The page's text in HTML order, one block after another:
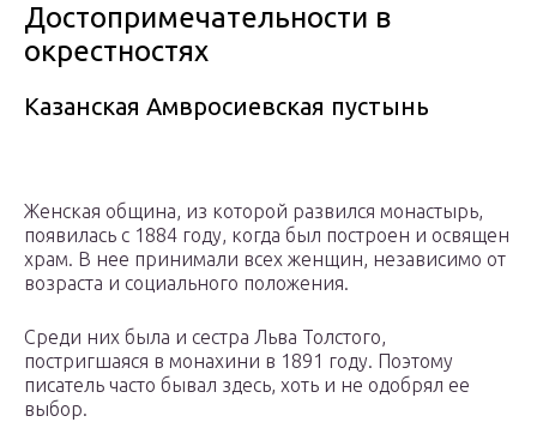
Достопримечательности в
окрестностях
Казанская Амвросиевская пустынь
Женская община, из которой развился монастырь,
появилась с 1884 году, когда был построен и освящен
храм. В нее принимали всех женщин, независимо от
возраста и социального положения.
Среди них была и сестра Льва Толстого,
постригшаяся в монахини в 1891 году. Поэтому
писатель часто бывал здесь, хоть и не одобрял ее
выбор.